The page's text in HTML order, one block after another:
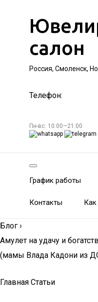
салон
Россия, Смоленск,
Телефон:
Пн-вс: 10:00—21:00
График работы
Контакты Как
Блог ›
Амулет на удачу и
(мамы Влада Кадони из
Главная Статьи